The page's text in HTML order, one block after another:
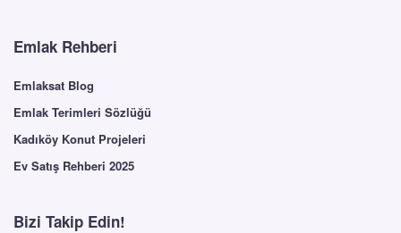
Emlak Rehberi
Emlaksat Blog
Emlak Terimleri Sözlüğü
Kadıköy Konut Projeleri
Ev Satış Rehberi 2025
Bizi Takip Edin!